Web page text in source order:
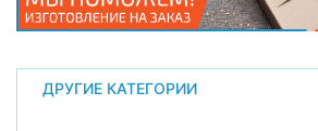
ДРУГИЕ КАТЕГОРИИ